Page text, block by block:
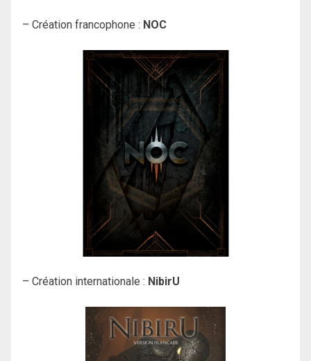
– Création francophone : NOC
– Création internationale : NibirU